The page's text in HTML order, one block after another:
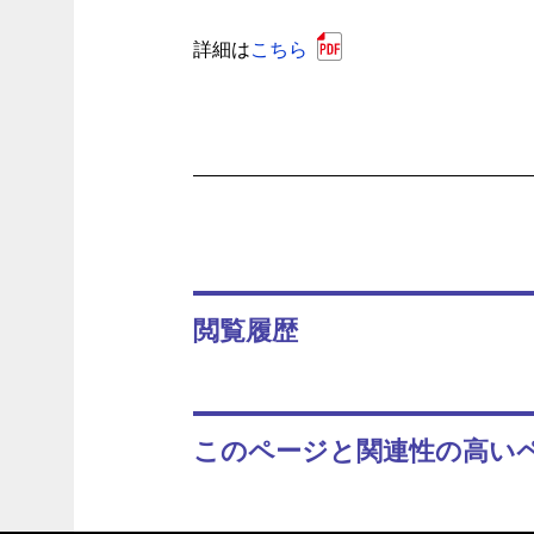
詳細はこちら
閲覧履歴
このページと関連性の高い